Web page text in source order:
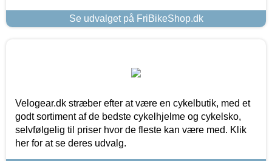
Se udvalget på FriBikeShop.dk
Velogear.dk stræber efter at være en cykelbutik, med et
godt sortiment af de bedste cykelhjelme og cykelsko,
selvfølgelig til priser hvor de fleste kan være med. Klik
her for at se deres udvalg.